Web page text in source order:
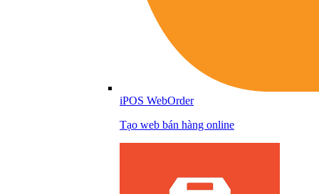
iPOS WebOrder
Tạo web bán hàng online